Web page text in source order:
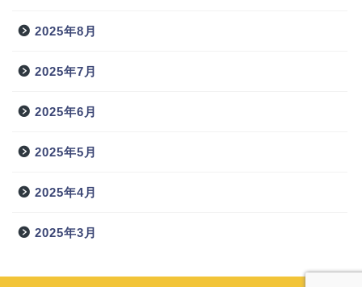
2025年8月
2025年7月
2025年6月
2025年5月
2025年4月
2025年3月